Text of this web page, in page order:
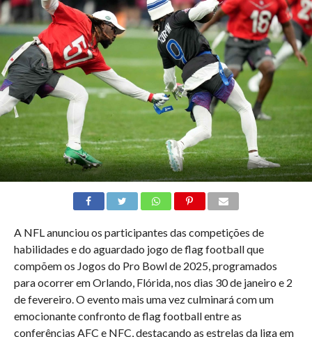
A NFL anunciou os participantes das competições de
habilidades e do aguardado jogo de flag football que
compõem os Jogos do Pro Bowl de 2025, programados
para ocorrer em Orlando, Flórida, nos dias 30 de janeiro e 2
de fevereiro. O evento mais uma vez culminará com um
emocionante confronto de flag football entre as
conferências AFC e NFC, destacando as estrelas da liga em